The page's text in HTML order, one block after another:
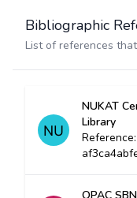
Bibliographic
List of references
NUKAT
Library